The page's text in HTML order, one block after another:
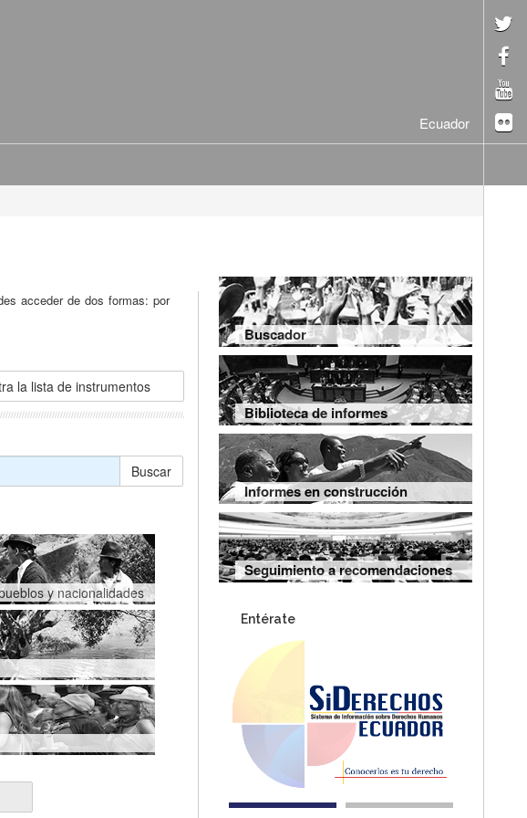
Ecuador
acceder de dos formas: por
la lista de instrumentos
Buscar
y nacionalidades
Buscador
Biblioteca de informes
Informes en construcción
Seguimiento a recomendaciones
Entérate